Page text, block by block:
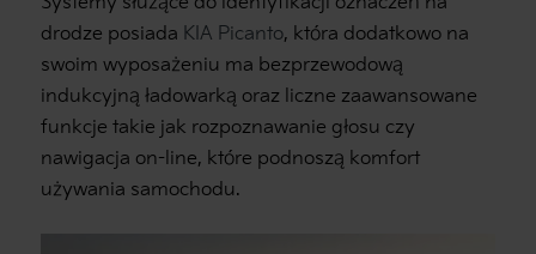
drodze posiada KIA Picanto, która dodatkowo na
swoim wyposażeniu ma bezprzewodową
indukcyjną ładowarką oraz liczne zaawansowane
funkcje takie jak rozpoznawanie głosu czy
nawigacja on-line, które podnoszą komfort
używania samochodu.